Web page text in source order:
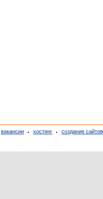
вакансии хостинг создание сайтов